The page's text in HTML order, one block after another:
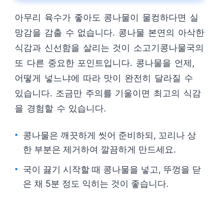
아무리 육수가 좋아도 콩나물이 물컹하다면 실
망감을 감출 수 없습니다. 콩나물 본연의 아삭한
식감과 신선함을 살리는 것이 소고기콩나물국의
또 다른 중요한 포인트입니다. 콩나물을 언제,
어떻게 넣느냐에 따라 맛이 완전히 달라질 수
있습니다. 조금만 주의를 기울이면 최고의 식감
을 경험할 수 있습니다.
콩나물은 깨끗하게 씻어 준비하되, 꼬리나 상
한 부분은 제거하여 깔끔하게 만드세요.
국이 끓기 시작할 때 콩나물을 넣고, 뚜껑을 닫
은 채 5분 정도 익히는 것이 좋습니다.